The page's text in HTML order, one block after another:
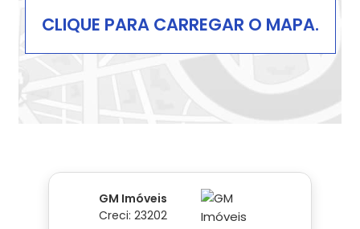
CLIQUE PARA CARREGAR O MAPA.
GM Imóveis
Creci: 23202